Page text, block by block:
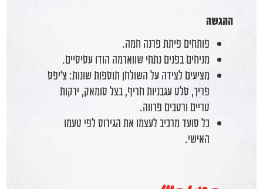
ההגשה
פותחים פיתת פרנה חמה.
מניחים בפנים נתחי שווארמה הודו עסיסיים.
מציעים לצידה על השולחן תוספות שונות: צ’יפס
פריך, סלט עגבניות חריף, בצל סומאק, ירקות
טריים ורטבים פרווה.
כל סועד מרכיב לעצמו את הגירוס לפי טעמו
האישי.